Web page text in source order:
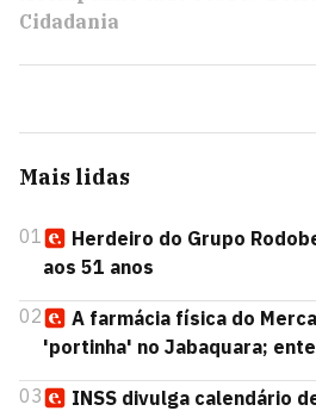
Cidadania
Mais lidas
01
Herdeiro do Grupo
aos 51 anos
02
A farmácia física do
'portinha' no Jabaquara;
03
INSS divulga calendário